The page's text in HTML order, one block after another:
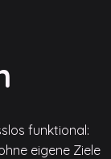
funktional:
eigene Ziele